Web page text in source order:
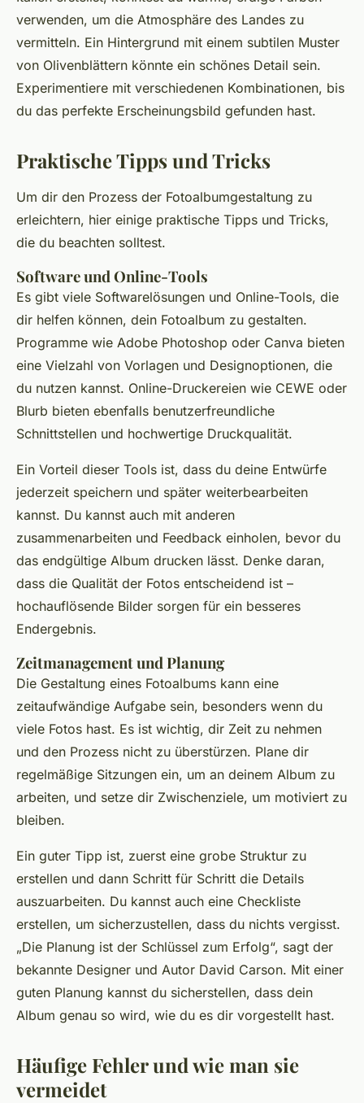
verwenden, um die Atmosphäre des Landes zu
vermitteln. Ein Hintergrund mit einem subtilen Muster
von Olivenblättern könnte ein schönes Detail sein.
Experimentiere mit verschiedenen Kombinationen, bis
du das perfekte Erscheinungsbild gefunden hast.
Praktische Tipps und Tricks
Um dir den Prozess der Fotoalbumgestaltung zu
erleichtern, hier einige praktische Tipps und Tricks,
die du beachten solltest.
Software und Online-Tools
Es gibt viele Softwarelösungen und Online-Tools, die
dir helfen können, dein Fotoalbum zu gestalten.
Programme wie Adobe Photoshop oder Canva bieten
eine Vielzahl von Vorlagen und Designoptionen, die
du nutzen kannst. Online-Druckereien wie CEWE oder
Blurb bieten ebenfalls benutzerfreundliche
Schnittstellen und hochwertige Druckqualität.
Ein Vorteil dieser Tools ist, dass du deine Entwürfe
jederzeit speichern und später weiterbearbeiten
kannst. Du kannst auch mit anderen
zusammenarbeiten und Feedback einholen, bevor du
das endgültige Album drucken lässt. Denke daran,
dass die Qualität der Fotos entscheidend ist –
hochauflösende Bilder sorgen für ein besseres
Endergebnis.
Zeitmanagement und Planung
Die Gestaltung eines Fotoalbums kann eine
zeitaufwändige Aufgabe sein, besonders wenn du
viele Fotos hast. Es ist wichtig, dir Zeit zu nehmen
und den Prozess nicht zu überstürzen. Plane dir
regelmäßige Sitzungen ein, um an deinem Album zu
arbeiten, und setze dir Zwischenziele, um motiviert zu
bleiben.
Ein guter Tipp ist, zuerst eine grobe Struktur zu
erstellen und dann Schritt für Schritt die Details
auszuarbeiten. Du kannst auch eine Checkliste
erstellen, um sicherzustellen, dass du nichts vergisst.
„Die Planung ist der Schlüssel zum Erfolg“, sagt der
bekannte Designer und Autor David Carson. Mit einer
guten Planung kannst du sicherstellen, dass dein
Album genau so wird, wie du es dir vorgestellt hast.
Häufige Fehler und wie man sie
vermeidet